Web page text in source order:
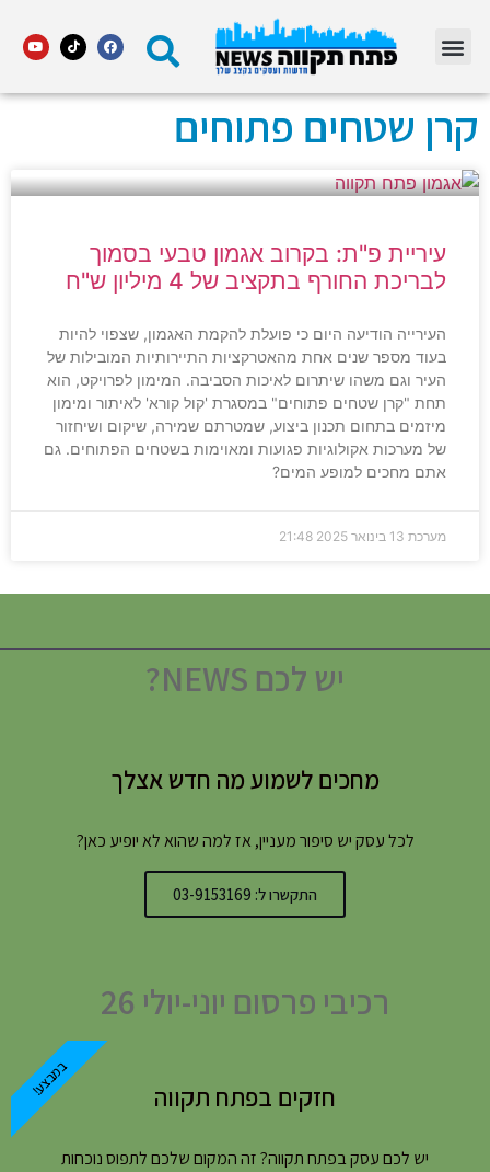
קרן שטחים פתוחים
עיריית פ"ת: בקרוב אגמון טבעי בסמוך
לבריכת החורף בתקציב של 4 מיליון ש"ח
העירייה הודיעה היום כי פועלת להקמת האגמון, שצפוי להיות
בעוד מספר שנים אחת מהאטרקציות התיירותיות המובילות של
העיר וגם משהו שיתרום לאיכות הסביבה. המימון לפרויקט, הוא
תחת "קרן שטחים פתוחים" במסגרת 'קול קורא' לאיתור ומימון
מיזמים בתחום תכנון ביצוע, שמטרתם שמירה, שיקום ושיחזור
של מערכות אקולוגיות פגועות ומאוימות בשטחים הפתוחים. גם
אתם מחכים למופע המים?
מערכת 13 בינואר 2025 21:48
יש לכם NEWS?
מחכים לשמוע מה חדש אצלך
לכל עסק יש סיפור מעניין, אז למה שהוא לא יופיע כאן?
התקשרו ל: 03-9153169
רכיבי פרסום יוני-יולי 26
חזקים בפתח תקווה
יש לכם עסק בפתח תקווה? זה המקום שלכם לתפוס נוכחות
במבצע!